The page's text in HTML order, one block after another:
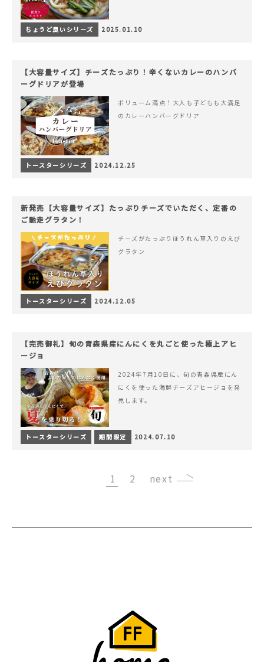
ちょうど良いシリーズ 2025.01.10
【大容量サイズ】チーズたっぷり！辛くないカレーのハンバ
ーグドリアが登場
ボリューム満点！大人も子どもも大満足
のカレーハンバーグドリア
トースターシリーズ 2024.12.25
新発売【大容量サイズ】たっぷりチーズでいただく、定番の
ご馳走グラタン！
チーズがたっぷりほうれん草入りのえび
グラタン
トースターシリーズ 2024.12.05
【完売御礼】旬の青森県産にんにくを丸ごと使った極上アヒ
ージョ
2024年7月10日に、旬の青森県産にん
にくを使った海鮮チーズアヒージョを発
売します。
トースターシリーズ 期間限定 2024.07.10
1 2 ›